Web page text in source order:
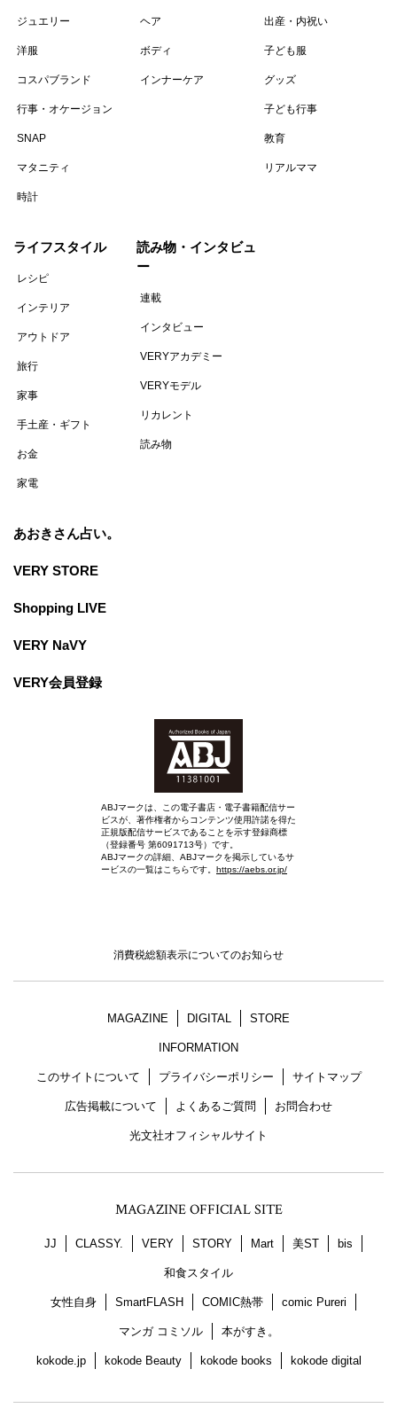
ジュエリー
洋服
コスパブランド
行事・オケージョン
SNAP
マタニティ
時計
ヘア
ボディ
インナーケア
出産・内祝い
子ども服
グッズ
子ども行事
教育
リアルママ
ライフスタイル
レシピ
インテリア
アウトドア
旅行
家事
手土産・ギフト
お金
家電
読み物・インタビュ
ー
連載
インタビュー
VERYアカデミー
VERYモデル
リカレント
読み物
あおきさん占い。
VERY STORE
Shopping LIVE
VERY NaVY
VERY会員登録
ABJマークは、この電子書店・電子書籍配信サー
ビスが、著作権者からコンテンツ使用許諾を得た
正規版配信サービスであることを示す登録商標
（登録番号 第6091713号）です。
ABJマークの詳細、ABJマークを掲示しているサ
ービスの一覧はこちらです。 https://aebs.or.jp/
消費税総額表示についてのお知らせ
MAGAZINE DIGITAL STORE
INFORMATION
このサイトについて プライバシーポリシー サイトマップ
広告掲載について よくあるご質問 お問合わせ
光文社オフィシャルサイト
MAGAZINE OFFICIAL SITE
JJ CLASSY. VERY STORY Mart 美ST bis
和食スタイル
女性自身 SmartFLASH COMIC熱帯 comic Pureri
マンガ コミソル 本がすき。
kokode.jp kokode Beauty kokode books kokode digital